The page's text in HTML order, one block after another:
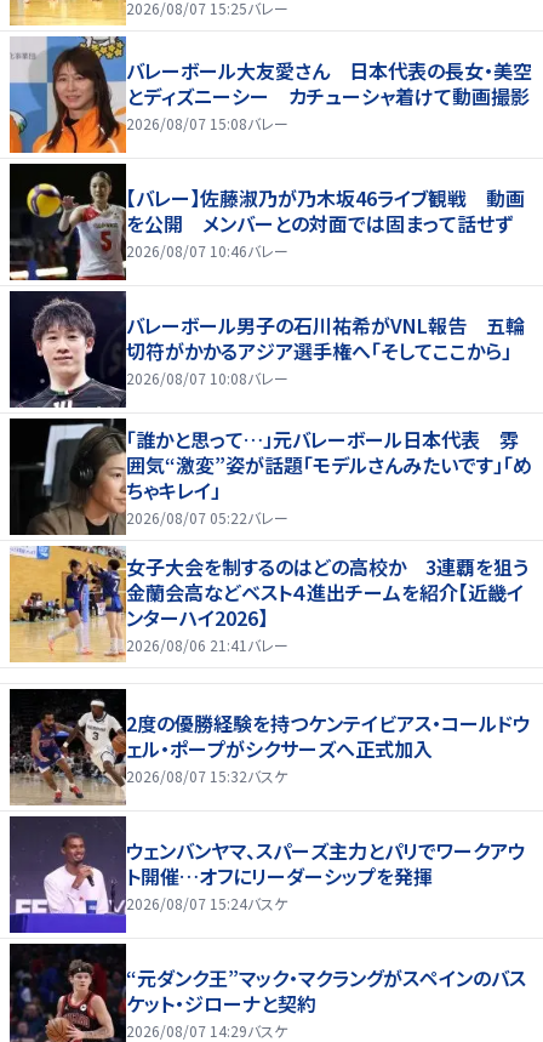
2026/08/07 15:25バレー
バレーボール大友愛さん 日本代表の長女・美空
とディズニーシー カチューシャ着けて動画撮影
2026/08/07 15:08バレー
【バレー】佐藤淑乃が乃木坂46ライブ観戦 動画
を公開 メンバーとの対面では固まって話せず
2026/08/07 10:46バレー
バレーボール男子の石川祐希がVNL報告 五輪
切符がかかるアジア選手権へ「そしてここから」
2026/08/07 10:08バレー
「誰かと思って…」元バレーボール日本代表 雰
囲気“激変”姿が話題「モデルさんみたいです」「め
ちゃキレイ」
2026/08/07 05:22バレー
女子大会を制するのはどの高校か 3連覇を狙う
金蘭会高などベスト４進出チームを紹介【近畿イ
ンターハイ2026】
2026/08/06 21:41 バレー
2度の優勝経験を持つケンテイビアス・コールドウ
ェル・ポープがシクサーズへ正式加入
2026/08/07 15:32バスケ
ウェンバンヤマ、スパーズ主力とパリでワークアウ
ト開催…オフにリーダーシップを発揮
2026/08/07 15:24バスケ
“元ダンク王”マック・マクラングがスペインのバス
ケット・ジローナと契約
2026/08/07 14:29バスケ